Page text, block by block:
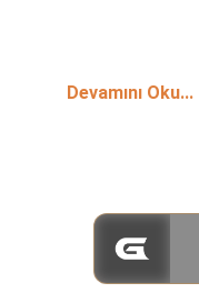
Devamını Oku...